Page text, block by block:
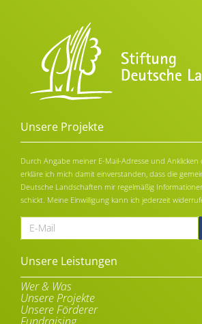
Unsere Projekte
Durch Angabe meiner E-Mail-Adresse und Anklicken
erkläre ich mich damit einverstanden, dass die
Deutsche Landschaften mir regelmäßig
schickt. Meine Einwilligung kann ich jederzeit
E-
Mail
Alternative:
Unsere Leistungen
Wer & Was
Unsere Projekte
Unsere Förderer